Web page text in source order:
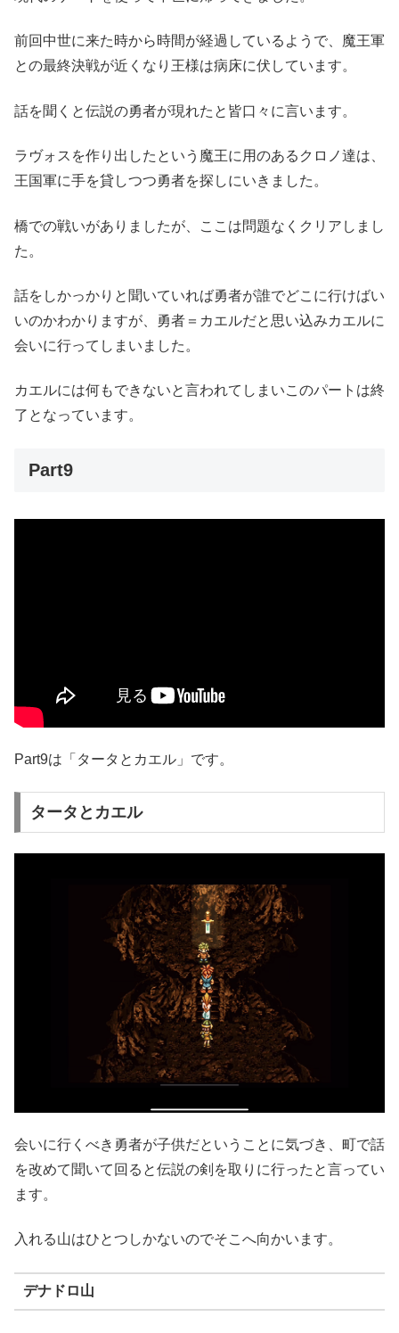
前回中世に来た時から時間が経過しているようで、魔王軍
との最終決戦が近くなり王様は病床に伏しています。
話を聞くと伝説の勇者が現れたと皆口々に言います。
ラヴォスを作り出したという魔王に用のあるクロノ達は、
王国軍に手を貸しつつ勇者を探しにいきました。
橋での戦いがありましたが、ここは問題なくクリアしまし
た。
話をしかっかりと聞いていれば勇者が誰でどこに行けばい
いのかわかりますが、勇者＝カエルだと思い込みカエルに
会いに行ってしまいました。
カエルには何もできないと言われてしまいこのパートは終
了となっています。
Part9
Part9は「タータとカエル」です。
タータとカエル
会いに行くべき勇者が子供だということに気づき、町で話
を改めて聞いて回ると伝説の剣を取りに行ったと言ってい
ます。
入れる山はひとつしかないのでそこへ向かいます。
デナドロ山